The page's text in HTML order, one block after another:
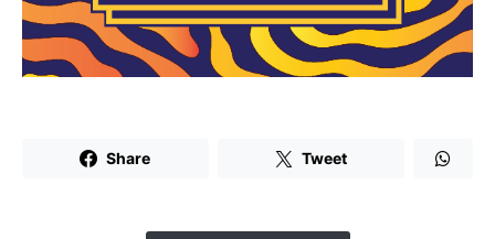
Share Tweet